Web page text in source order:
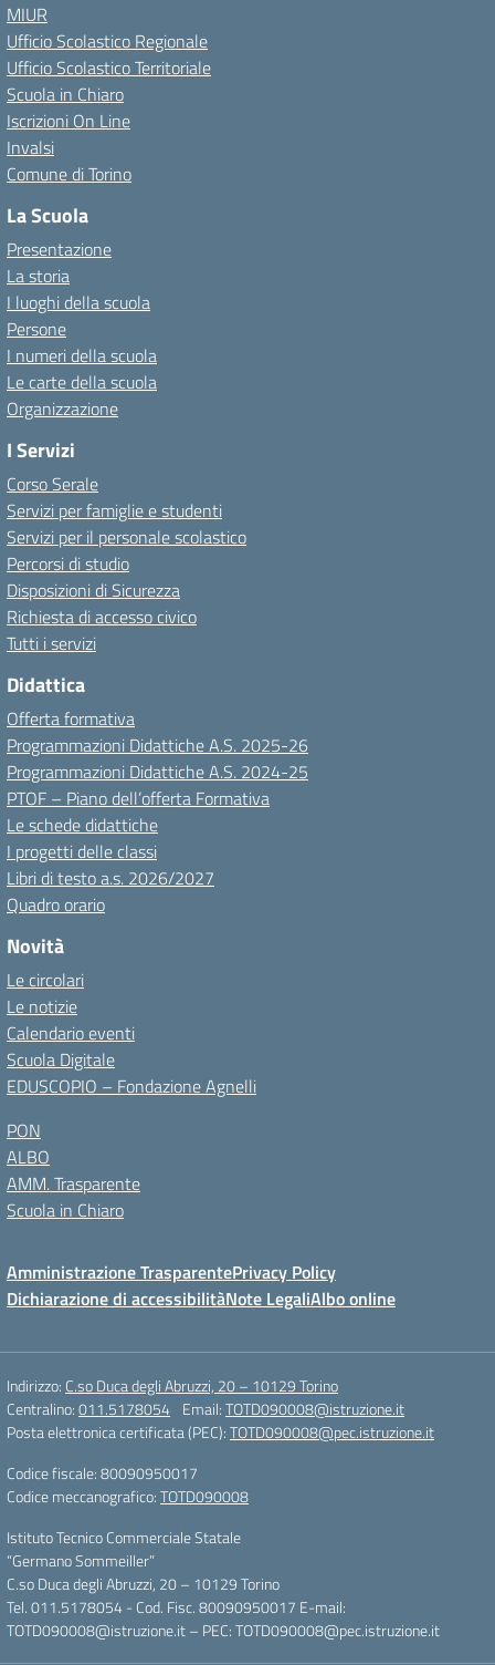
MIUR
Ufficio Scolastico Regionale
Ufficio Scolastico Territoriale
Scuola in Chiaro
Iscrizioni On Line
Invalsi
Comune di Torino
La Scuola
Presentazione
La storia
I luoghi della scuola
Persone
I numeri della scuola
Le carte della scuola
Organizzazione
I Servizi
Corso Serale
Servizi per famiglie e studenti
Servizi per il personale scolastico
Percorsi di studio
Disposizioni di Sicurezza
Richiesta di accesso civico
Tutti i servizi
Didattica
Offerta formativa
Programmazioni Didattiche A.S. 2025-26
Programmazioni Didattiche A.S. 2024-25
PTOF – Piano dell’offerta Formativa
Le schede didattiche
I progetti delle classi
Libri di testo a.s. 2026/2027
Quadro orario
Novità
Le circolari
Le notizie
Calendario eventi
Scuola Digitale
EDUSCOPIO – Fondazione Agnelli
PON
ALBO
AMM. Trasparente
Scuola in Chiaro
Amministrazione TrasparentePrivacy Policy
Dichiarazione di accessibilitàNote LegaliAlbo online
Indirizzo: C.so Duca degli Abruzzi, 20 – 10129 Torino
Centralino:011.5178054 Email:TOTD090008@istruzione.it
Posta elettronica certificata (PEC):TOTD090008@pec.istruzione.it
Codice fiscale: 80090950017
Codice meccanografico:TOTD090008
Istituto Tecnico Commerciale Statale
“Germano Sommeiller”
C.so Duca degli Abruzzi, 20 – 10129 Torino
Tel. 011.5178054 - Cod. Fisc. 80090950017 E-mail:
TOTD090008@istruzione.it – PEC: TOTD090008@pec.istruzione.it